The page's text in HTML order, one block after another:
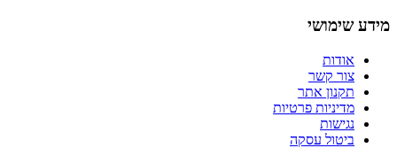
מידע שימושי
אודות
צור קשר
תקנון אתר
מדיניות פרטיות
נגישות
ביטול עסקה